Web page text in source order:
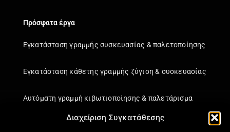
Διαχείριση Συγκατάθεσης
Πρόσφατα έργα
Εγκατάσταση γραμμής συσκευασίας & παλετοποίησης
Εγκατάσταση κάθετης γραμμής ζύγιση & συσκευασίας
Αυτόματη γραμμή κιβωτιοποίησης & παλετάρισμα
Εγκατάσταση κάθετης γραμμής ζύγιση & συσκευασίας